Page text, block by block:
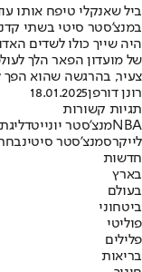
ביל שאנקלי טיפח אותו
במנצ'סטר סיטי בשתי
היה שייך כולו לשדים
של מועדון הפאר הלך
צעיר, בהרגשה שהוא הפך
רונן דורפן18.01.2025
תגיות קשורות
NBAמנצ'סטר יונייטד
לייקרסמנצ'סטר סיטי
חדשות
בארץ
בעולם
ביטחוני
פוליטי
פלילים
בריאות